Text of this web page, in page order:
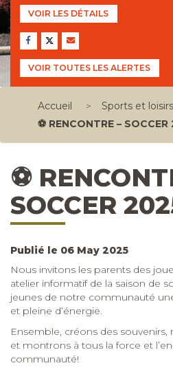
VOIR LES DÉTAILS
VOIR TOUTES LES ALERTES
Accueil > Sports et loisirs
⚽ RENCONTRE – SOCCER
⚽
SOCCER
Publié le 06 May 2025
Nous invitons les parents des
atelier informatif de la saison de
jeunes de notre communauté
et pleine d’énergie.
Ensemble, créons des
et montrons à tous la force et
communauté!